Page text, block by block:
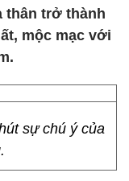
thân trở thành
mộc mạc với
sự chú ý của